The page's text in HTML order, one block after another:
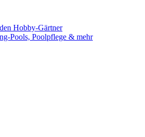
Hobby-Gärtner
Pools, Poolpflege & mehr